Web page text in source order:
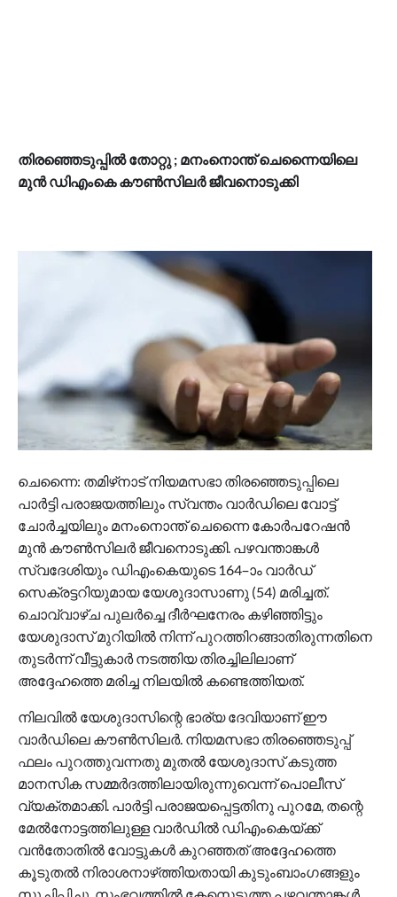
തിരഞ്ഞെടുപ്പിൽ തോറ്റു ; മനംനൊന്ത് ചെന്നൈയിലെ
മുൻ ഡിഎംകെ കൗൺസിലർ ജീവനൊടുക്കി
ചെന്നൈ: തമിഴ്‌നാട് നിയമസഭാ തിരഞ്ഞെടുപ്പിലെ
പാർട്ടി പരാജയത്തിലും സ്വന്തം വാർഡിലെ വോട്ട്
ചോർച്ചയിലും മനംനൊന്ത് ചെന്നൈ കോർപറേഷൻ
മുൻ കൗൺസിലർ ജീവനൊടുക്കി. പഴവന്താങ്കൾ
സ്വദേശിയും ഡിഎംകെയുടെ 164–ാം വാർഡ്
സെക്രട്ടറിയുമായ യേശുദാസാണു (54) മരിച്ചത്.
ചൊവ്വാഴ്ച പുലർച്ചെ ദീർഘനേരം കഴിഞ്ഞിട്ടും
യേശുദാസ് മുറിയിൽ നിന്ന് പുറത്തിറങ്ങാതിരുന്നതിനെ
തുടർന്ന് വീട്ടുകാർ നടത്തിയ തിരച്ചിലിലാണ്
അദ്ദേഹത്തെ മരിച്ച നിലയിൽ കണ്ടെത്തിയത്.
നിലവിൽ യേശുദാസിന്റെ ഭാര്യ ദേവിയാണ് ഈ
വാർഡിലെ കൗൺസിലർ. നിയമസഭാ തിരഞ്ഞെടുപ്പ്
ഫലം പുറത്തുവന്നതു മുതൽ യേശുദാസ് കടുത്ത
മാനസിക സമ്മർദത്തിലായിരുന്നുവെന്ന് പൊലീസ്
വ്യക്തമാക്കി. പാർട്ടി പരാജയപ്പെട്ടതിനു പുറമേ, തന്റെ
മേൽനോട്ടത്തിലുള്ള വാർഡിൽ ഡിഎംകെയ്‌ക്ക്
വൻതോതിൽ വോട്ടുകൾ കുറഞ്ഞത് അദ്ദേഹത്തെ
കൂടുതൽ നിരാശനാഴ്‌ത്തിയതായി കുടുംബാംഗങ്ങളും